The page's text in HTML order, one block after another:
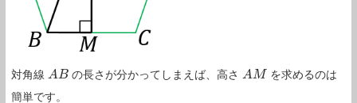
対角線 AB
AB の長さが分かってしまえば、高さ AM
AM
を求めるのは
簡単です。